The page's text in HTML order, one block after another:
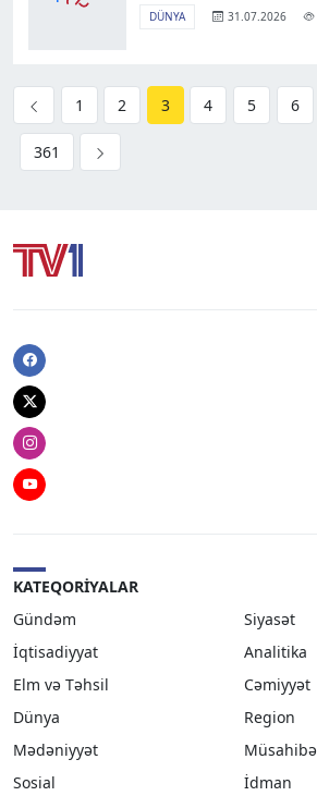
DÜNYA 31.07.2026
1 2 3 4 5 6
361
Facebook
Twitter
Instagram
Youtube
KATEQORIYALAR
Gündəm
Siyasət
İqtisadiyyat
Analitika
Elm və Təhsil
Cəmiyyət
Dünya
Region
Mədəniyyət
Müsahibə
Sosial
İdman